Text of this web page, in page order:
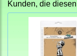
Kunden, die